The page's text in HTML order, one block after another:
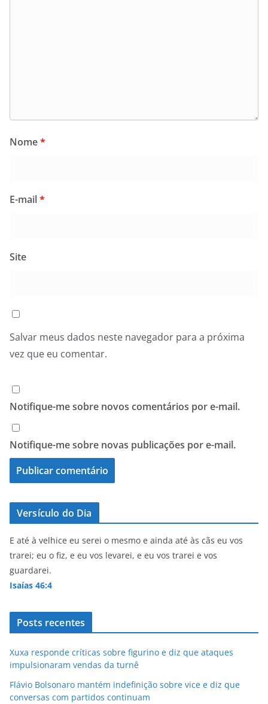
Nome*
E-mail*
Site
Salvar meus dados neste navegador para a próxima
vez que eu comentar.
Notifique-me sobre novos comentários por e-mail.
Notifique-me sobre novas publicações por e-mail.
Versículo do Dia
E até à velhice eu serei o mesmo e ainda até às cãs eu vos
trarei; eu o fiz, e eu vos levarei, e eu vos trarei e vos
guardarei.
Isaías 46:4
Posts recentes
Xuxa responde críticas sobre figurino e diz que ataques
impulsionaram vendas da turnê
Flávio Bolsonaro mantém indefinição sobre vice e diz que
conversas com partidos continuam